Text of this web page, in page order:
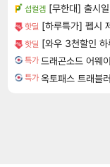
섭컬겜 [무한대] 출시
핫딜 [하루특가] 펩시
핫딜 [와우 3천할인
특가
특가